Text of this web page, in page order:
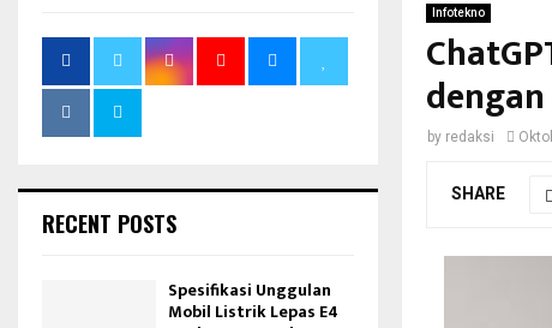
Infotekno
by redaksi
SHARE
RECENT POSTS
Spesifikasi Unggulan
Mobil Listrik Lepas E4